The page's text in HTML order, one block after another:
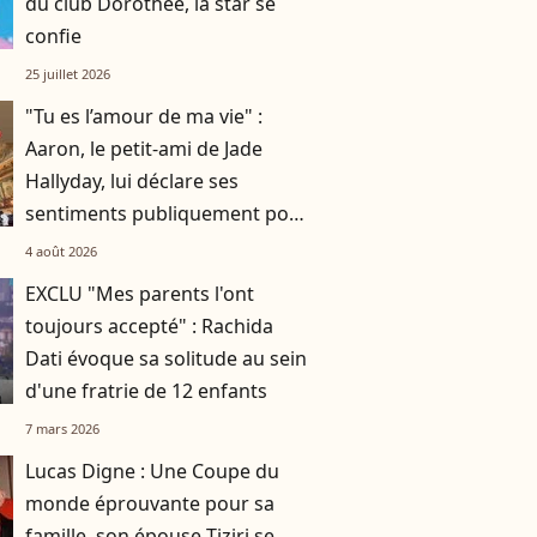
confie
25 juillet 2026
"Tu es l’amour de ma vie" :
Aaron, le petit-ami de Jade
Hallyday, lui déclare ses
sentiments publiquement pour
une occasion spéciale
4 août 2026
EXCLU "Mes parents l'ont
toujours accepté" : Rachida
Dati évoque sa solitude au sein
d'une fratrie de 12 enfants
7 mars 2026
Lucas Digne : Une Coupe du
monde éprouvante pour sa